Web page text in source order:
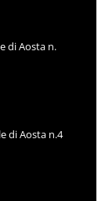
di Aosta n.
di Aosta n.4